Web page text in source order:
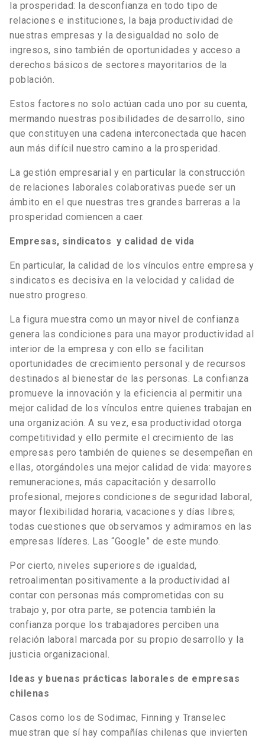
la prosperidad: la desconfianza en todo tipo de
relaciones e instituciones, la baja productividad de
nuestras empresas y la desigualdad no solo de
ingresos, sino también de oportunidades y acceso a
derechos básicos de sectores mayoritarios de la
población.
Estos factores no solo actúan cada uno por su cuenta,
mermando nuestras posibilidades de desarrollo, sino
que constituyen una cadena interconectada que hacen
aun más difícil nuestro camino a la prosperidad.
La gestión empresarial y en particular la construcción
de relaciones laborales colaborativas puede ser un
ámbito en el que nuestras tres grandes barreras a la
prosperidad comiencen a caer.
Empresas, sindicatos y calidad de vida
En particular, la calidad de los vínculos entre empresa y
sindicatos es decisiva en la velocidad y calidad de
nuestro progreso.
La figura muestra como un mayor nivel de confianza
genera las condiciones para una mayor productividad al
interior de la empresa y con ello se facilitan
oportunidades de crecimiento personal y de recursos
destinados al bienestar de las personas. La confianza
promueve la innovación y la eficiencia al permitir una
mejor calidad de los vínculos entre quienes trabajan en
una organización. A su vez, esa productividad otorga
competitividad y ello permite el crecimiento de las
empresas pero también de quienes se desempeñan en
ellas, otorgándoles una mejor calidad de vida: mayores
remuneraciones, más capacitación y desarrollo
profesional, mejores condiciones de seguridad laboral,
mayor flexibilidad horaria, vacaciones y días libres;
todas cuestiones que observamos y admiramos en las
empresas líderes. Las “Google” de este mundo.
Por cierto, niveles superiores de igualdad,
retroalimentan positivamente a la productividad al
contar con personas más comprometidas con su
trabajo y, por otra parte, se potencia también la
confianza porque los trabajadores perciben una
relación laboral marcada por su propio desarrollo y la
justicia organizacional.
Ideas y buenas prácticas laborales de empresas
chilenas
Casos como los de Sodimac, Finning y Transelec
muestran que sí hay compañías chilenas que invierten